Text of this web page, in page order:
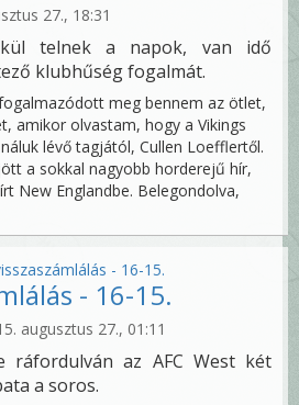
27., 18:31
telnek a napok, van idő
klubhűség fogalmát.
meg bennem az ötlet,
amikor olvastam, hogy a Vikings
lévő tagjától, Cullen Loefflertől.
a sokkal nagyobb horderejű hír,
New Englandbe. Belegondolva,
- 16-15.
augusztus 27., 01:11
ráfordulván az AFC West két
a soros.